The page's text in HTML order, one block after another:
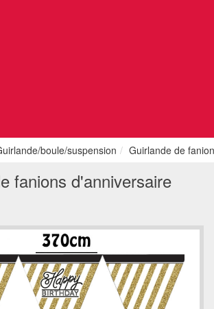
boule/suspension Guirlande de
fanions d'anniversaire